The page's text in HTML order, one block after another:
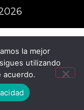
la mejor
utilizando
acuerdo.